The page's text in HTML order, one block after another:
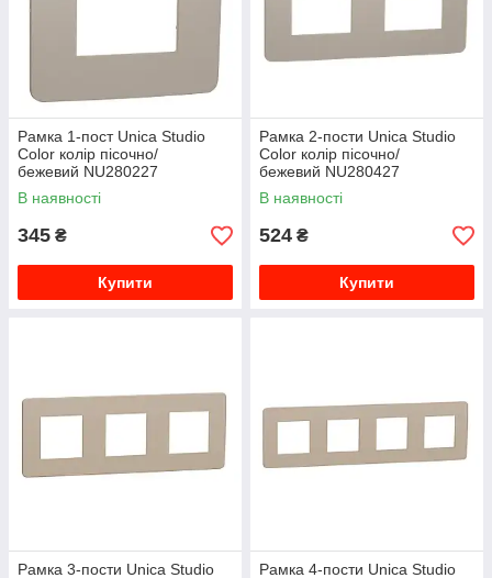
Рамка 1-пост Unica Studio
Color колір пісочно/
бежевий NU280227
В наявності
345 ₴
Купити
Рамка 2-пости Unica Studio
Color колір пісочно/
бежевий NU280427
В наявності
524 ₴
Купити
Рамка 3-пости Unica Studio Рамка 4-пости Unica Studio